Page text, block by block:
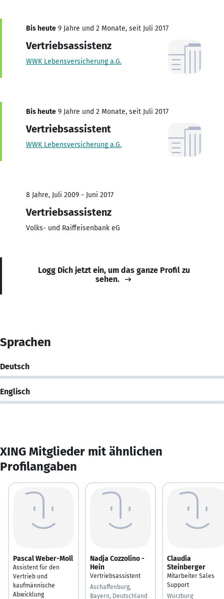
Bis heute 9 Jahre und 2 Monate, seit Juli 2017
Vertriebsassistenz
WWK Lebensversicherung a.G.
Bis heute 9 Jahre und 2 Monate, seit Juli 2017
Vertriebsassistent
WWK Lebensversicherung a.G.
8 Jahre, Juli 2009 - Juni 2017
Vertriebsassistenz
Volks- und Raiffeisenbank eG
Logg Dich jetzt ein, um das ganze Profil zu
sehen.
Sprachen
Deutsch
Englisch
XING Mitglieder mit ähnlichen
Profilangaben
Pascal Weber-Moll
Assistent für den
Vertrieb und
kaufmännische
Abwicklung
Nadja Cozzolino -
Hein
Vertriebsassistent
Aschaffenburg,
Bayern, Deutschland
Claudia
Steinberger
Mitarbeiter Sales
Support
Würzburg